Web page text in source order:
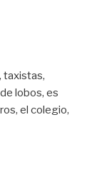
taxistas,
lobos, es
el colegio,